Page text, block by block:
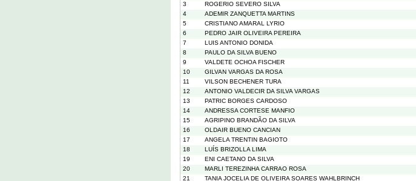
3
ROGERIO SEVERO SILVA
4
ADEMIR ZANQUETTA MARTINS
5
CRISTIANO AMARAL LYRIO
6
PEDRO JAIR OLIVEIRA PEREIRA
7
LUIS ANTONIO DONIDA
8
PAULO DA SILVA BUENO
9
VALDETE OCHOA FISCHER
10
GILVAN VARGAS DA ROSA
11
VILSON BECHENER TURA
12
ANTONIO VALDECIR DA SILVA VARGAS
13
PATRIC BORGES CARDOSO
14
ANDRESSA CORTESE MANFIO
15
AGRIPINO BRANDÃO DA SILVA
16
OLDAIR BUENO CANCIAN
17
ANGELA TRENTIN BAGIOTO
18
LUÍS BRIZOLLA LIMA
19
ENI CAETANO DA SILVA
20
MARLI TEREZINHA CARRAO ROSA
21
TANIA JOCELIA DE OLIVEIRA SOARES WAHLBRINCH